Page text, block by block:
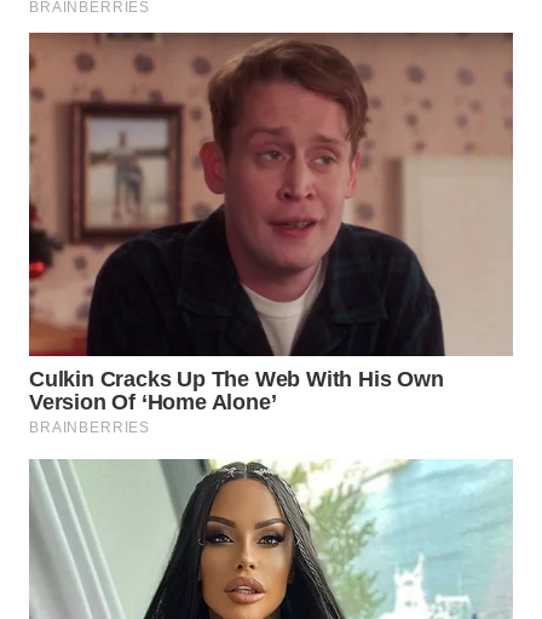
WN
BEKASI
WN
BOGOR
DEPOK
WN
TAPANULI
UTARA
WN
SAMOSIR
WN
PADANG
LAWAS